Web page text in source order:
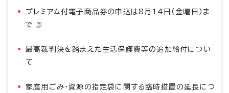
プレミアム付電子商品券の申込は8月14日（金曜日）ま
で
最高裁判決を踏まえた生活保護費等の追加給付につい
て
家庭用ごみ・資源の指定袋に関する臨時措置の延長につ